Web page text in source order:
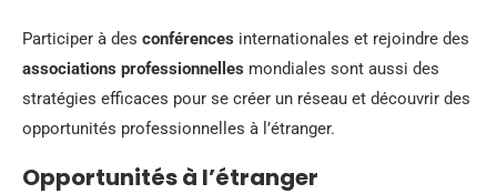
Participer à des conférences internationales et rejoindre des
associations professionnelles mondiales sont aussi des
stratégies efficaces pour se créer un réseau et découvrir des
opportunités professionnelles à l’étranger.
Opportunités à l’étranger